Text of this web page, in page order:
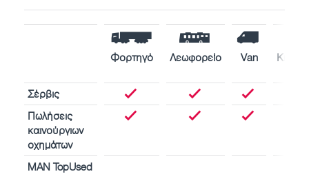
Φορτηγό Λεωφορείο Van
Σέρβις
Πωλήσεις
καινούργιων
οχημάτων
MAN TopUsed